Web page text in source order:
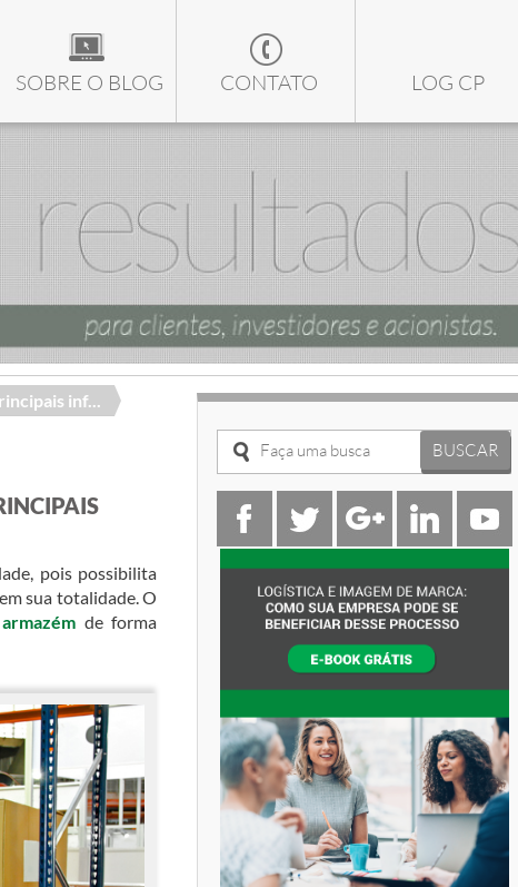
SOBRE O BLOG CONTATO LOG CP
inf...
pois possibilita
sua totalidade. O
armazém de forma